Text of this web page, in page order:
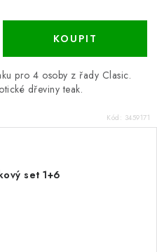
pro 4 osoby z řady Clasic.
dřeviny teak.
Kód: 3459171
set 1+6